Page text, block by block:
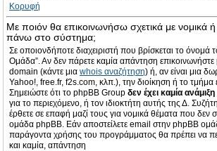
Κορυφή
Με ποιόν θα επικοινωνήσω σχετικά με νομικά
πάνω στο σύστημα;
Σε οποιονδήποτε διαχειριστή που βρίσκεται το όνομά
Ομάδα”. Αν δεν πάρετε καμία απάντηση επικοινωνήστε
domain (κάντε μια whois αναζήτηση) ή, αν είναι μια
Yahoo!, free.fr, f2s.com, κλπ.), την διοίκηση ή το τμήμα
Σημειώστε ότι το phpBB Group δεν έχει καμία ανάμιξη
για το περιεχόμενο, ή τον ιδιοκτήτη αυτής της Δ.
έρθετε σε επαφή μαζί τους για νομικά θέματα που δεν
ομάδα phpBB. Εάν αποστείλετε email στην phpBB
παράγοντα χρήσης του προγράμματος θα πρέπει να
και καμία, απάντηση